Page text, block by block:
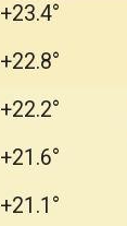
+23.4
+22.8
+22.2
+21.6
+21.1